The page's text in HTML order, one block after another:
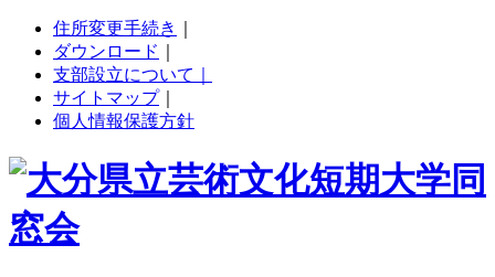
住所変更手続き
ダウンロード
支部設立について｜
サイトマップ｜
個人情報保護方針